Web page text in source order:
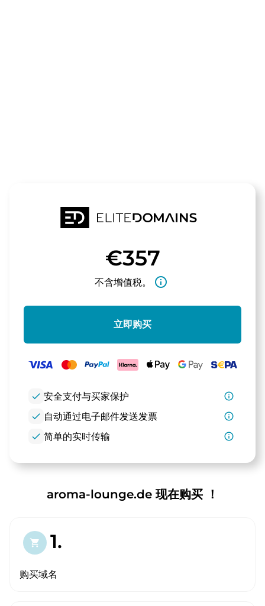
€357
不含增值税。 info_outline
立即购买
check 安全支付与买家保护
info_outline
check 自动通过电子邮件发送发票
info_outline
check 简单的实时传输 info_outline
aroma-lounge.de 现在购买 ！
shopping_cart 1.
购买域名